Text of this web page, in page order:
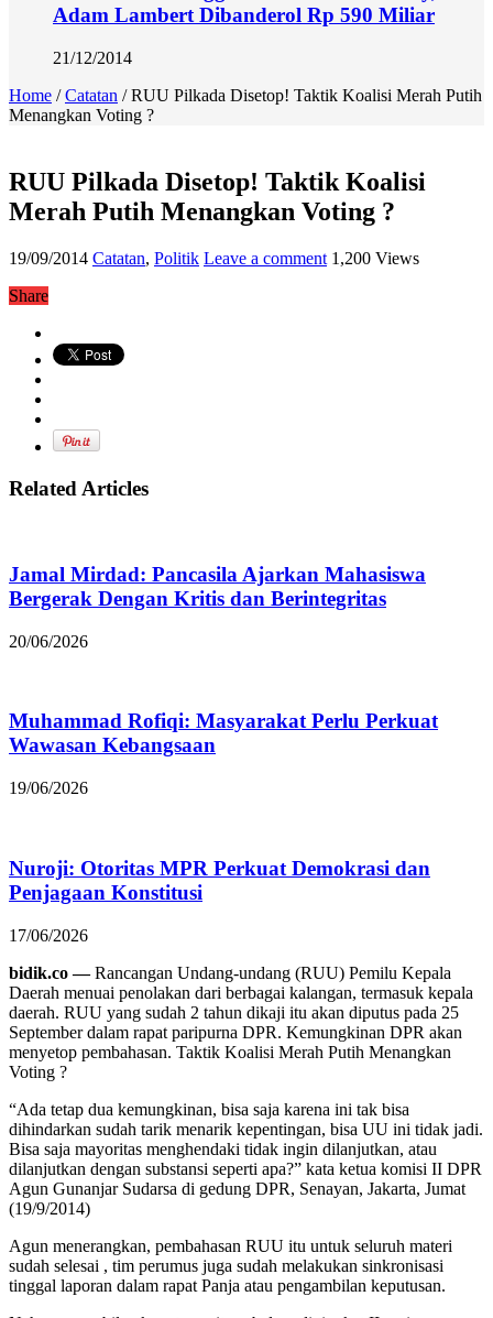
Adam Lambert Dibanderol Rp 590 Miliar
21/12/2014
Home / Catatan / RUU Pilkada Disetop! Taktik Koalisi Merah Putih
Menangkan Voting ?
RUU Pilkada Disetop! Taktik Koalisi
Merah Putih Menangkan Voting ?
19/09/2014 Catatan, Politik Leave a comment 1,200 Views
Share
Related Articles
Jamal Mirdad: Pancasila Ajarkan Mahasiswa
Bergerak Dengan Kritis dan Berintegritas
20/06/2026
Muhammad Rofiqi: Masyarakat Perlu Perkuat
Wawasan Kebangsaan
19/06/2026
Nuroji: Otoritas MPR Perkuat Demokrasi dan
Penjagaan Konstitusi
17/06/2026
bidik.co —Rancangan Undang-undang (RUU) Pemilu Kepala
Daerah menuai penolakan dari berbagai kalangan, termasuk kepala
daerah. RUU yang sudah 2 tahun dikaji itu akan diputus pada 25
September dalam rapat paripurna DPR. Kemungkinan DPR akan
menyetop pembahasan. Taktik Koalisi Merah Putih Menangkan
Voting ?
“Ada ‎tetap dua kemungkinan, bisa saja karena ini tak bisa
dihindarkan sudah tarik menarik kepentingan, bisa UU ini tidak jadi.
Bisa saja mayoritas menghendaki tidak ingin dilanjutkan, atau
dilanjutkan dengan substansi seperti apa?” kata ketua komisi II DPR
Agun Gunanjar Sudarsa di gedung DPR, Senayan, Jakarta, Jumat
(19/9/2014)
‎Agun menerangkan, pembahasan RUU itu untuk seluruh materi
sudah selesai , tim perumus juga sudah melakukan sinkronisasi
tinggal laporan dalam rapat Panja atau pengambilan keputusan.